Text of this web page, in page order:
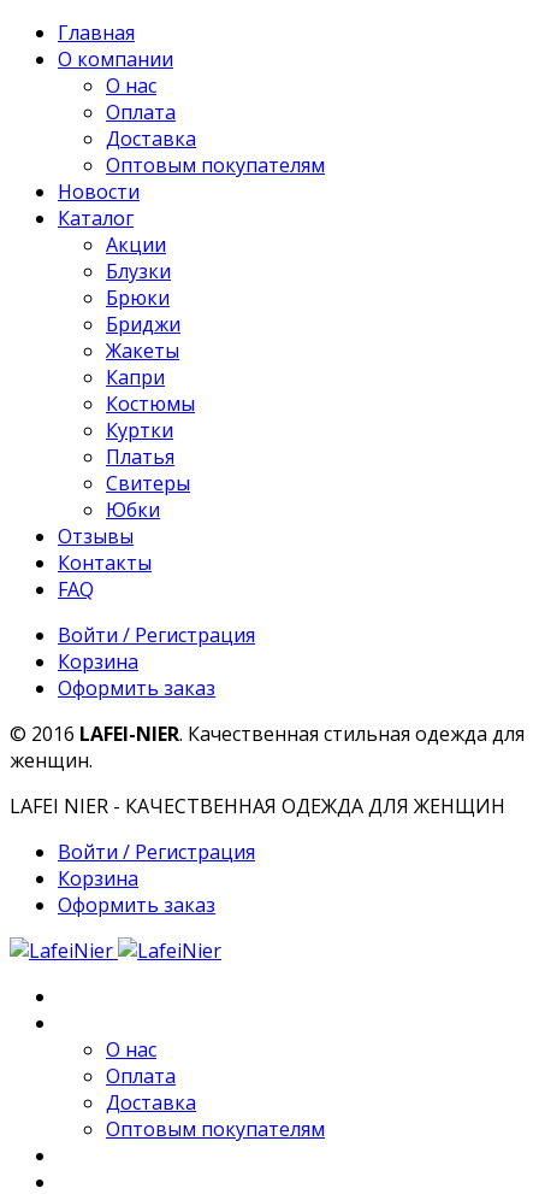
Главная
О компании
О нас
Оплата
Доставка
Оптовым покупателям
Новости
Каталог
Акции
Блузки
Брюки
Бриджи
Жакеты
Капри
Костюмы
Куртки
Платья
Свитеры
Юбки
Отзывы
Контакты
FAQ
Войти / Регистрация
Корзина
Оформить заказ
© 2016 LAFEI-NIER. Качественная стильная одежда для
женщин.
LAFEI NIER - КАЧЕСТВЕННАЯ ОДЕЖДА ДЛЯ ЖЕНЩИН
Войти / Регистрация
Корзина
Оформить заказ
О нас
Оплата
Доставка
Оптовым покупателям